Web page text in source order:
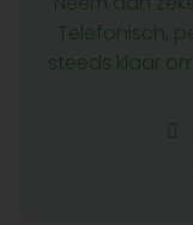
Telefonisch,
steeds klaar